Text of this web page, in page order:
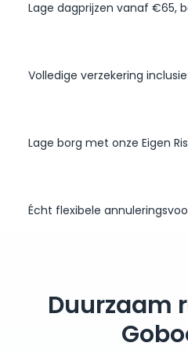
Lage dagprijzen vanaf €65,
Volledige verzekering
Lage borg met onze Eigen
Écht flexibele
Duurzaam